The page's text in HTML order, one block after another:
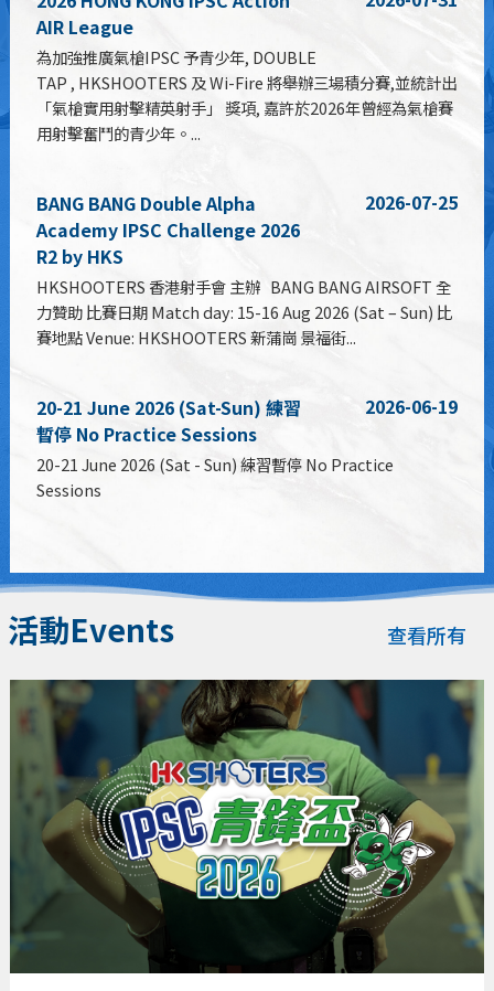
AIR League
為加強推廣氣槍IPSC 予青少年, DOUBLE
TAP , HKSHOOTERS 及 Wi-Fire 將舉辦三場積分賽,並統計出
「氣槍實用射擊精英射手」 獎項, 嘉許於2026年曾經為氣槍賽
用射擊奮鬥的青少年。...
BANG BANG Double Alpha
Academy IPSC Challenge 2026
R2 by HKS
2026-07-25
HKSHOOTERS 香港射手會 主辦 BANG BANG AIRSOFT 全
力贊助 比賽日期 Match day: 15-16 Aug 2026 (Sat – Sun) 比
賽地點 Venue: HKSHOOTERS 新蒲崗 景福街...
20-21 June 2026 (Sat-Sun) 練習
暫停 No Practice Sessions
2026-06-19
20-21 June 2026 (Sat - Sun) 練習暫停 No Practice
Sessions
活動Events 查看所有